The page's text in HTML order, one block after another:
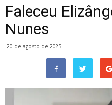
Faleceu
Nunes
20 de agosto de 2025